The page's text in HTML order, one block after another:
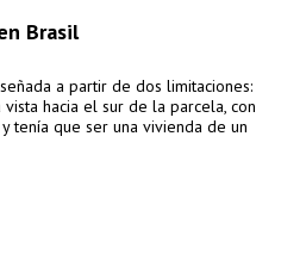
Brasil
a partir de dos limitaciones:
hacia el sur de la parcela, con
tenía que ser una vivienda de un